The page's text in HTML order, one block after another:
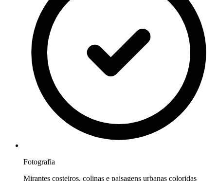
Fotografia
Mirantes costeiros, colinas e paisagens urbanas coloridas